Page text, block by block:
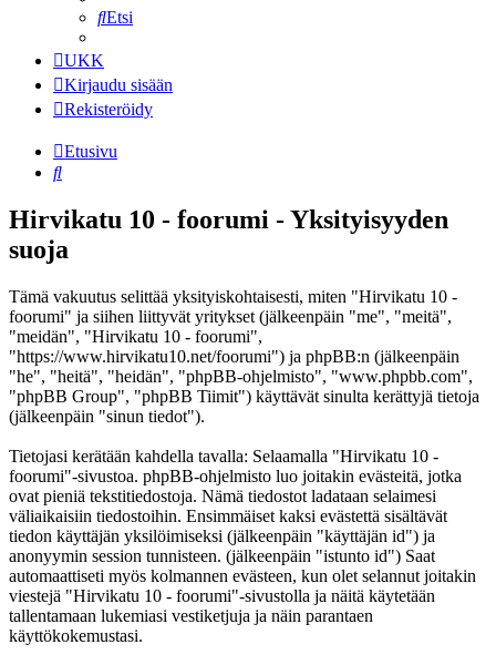
Etsi
UKK
Kirjaudu sisään
Rekisteröidy
Etusivu
Etsi
Hirvikatu 10 - foorumi - Yksityisyyden
suoja
Tämä vakuutus selittää yksityiskohtaisesti, miten "Hirvikatu 10 -
foorumi" ja siihen liittyvät yritykset (jälkeenpäin "me", "meitä",
"meidän", "Hirvikatu 10 - foorumi",
"https://www.hirvikatu10.net/foorumi") ja phpBB:n (jälkeenpäin
"he", "heitä", "heidän", "phpBB-ohjelmisto", "www.phpbb.com",
"phpBB Group", "phpBB Tiimit") käyttävät sinulta kerättyjä tietoja
(jälkeenpäin "sinun tiedot").
Tietojasi kerätään kahdella tavalla: Selaamalla "Hirvikatu 10 -
foorumi"-sivustoa. phpBB-ohjelmisto luo joitakin evästeitä, jotka
ovat pieniä tekstitiedostoja. Nämä tiedostot ladataan selaimesi
väliaikaisiin tiedostoihin. Ensimmäiset kaksi evästettä sisältävät
tiedon käyttäjän yksilöimiseksi (jälkeenpäin "käyttäjän id") ja
anonyymin session tunnisteen. (jälkeenpäin "istunto id") Saat
automaattiseti myös kolmannen evästeen, kun olet selannut joitakin
viestejä "Hirvikatu 10 - foorumi"-sivustolla ja näitä käytetään
tallentamaan lukemiasi vestiketjuja ja näin parantaen
käyttökokemustasi.